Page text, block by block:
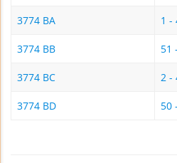
3774 BA 1 -
3774 BB 51
3774 BC 2 -
3774 BD 50